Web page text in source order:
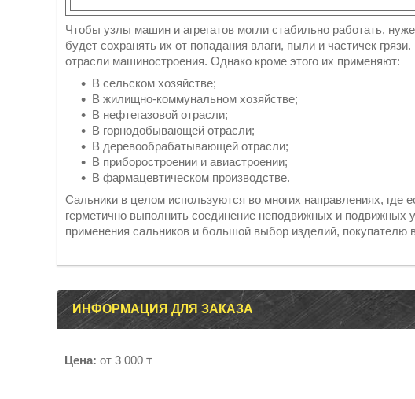
Чтобы узлы машин и агрегатов могли стабильно работать,
будет сохранять их от попадания влаги, пыли и частичек
отрасли машиностроения. Однако кроме этого их применяют:
В сельском хозяйстве;
В жилищно-коммунальном хозяйстве;
В нефтегазовой отрасли;
В горнодобывающей отрасли;
В деревообрабатывающей отрасли;
В приборостроении и авиастроении;
В фармацевтическом производстве.
Сальники в целом используются во многих направлениях, где
герметично выполнить соединение неподвижных и
применения сальников и большой выбор изделий,
ИНФОРМАЦИЯ ДЛЯ ЗАКАЗА
Цена: от 3 000 ₸